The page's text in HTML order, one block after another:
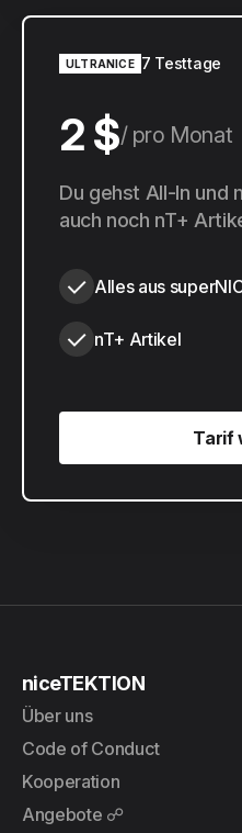
ULTRANICE 7 Testtage
2 $ pro Monat
20 $ pro Jahr
Du gehst All-In und
auch noch nT+
Alles aus
nT+ Artikel
Tarif
Tarif
niceTEKTION
Über uns
Code of Conduct
Kooperation
Angebote ☍